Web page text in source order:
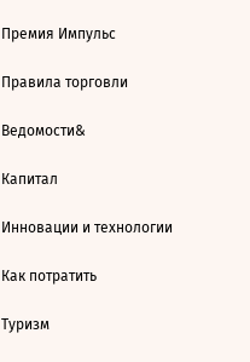
Премия Импульс
Правила торговли
Ведомости&
Капитал
Инновации и технологии
Как потратить
Туризм